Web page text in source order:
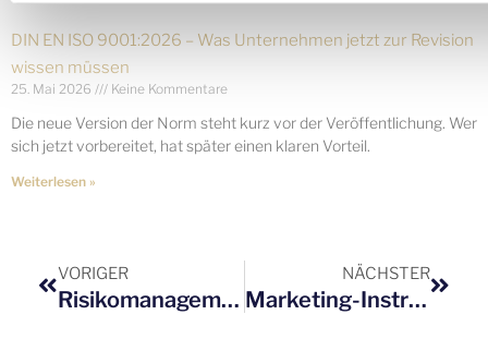
DIN EN ISO 9001:2026 – Was Unternehmen jetzt zur Revision
wissen müssen
25. Mai 2026 Keine Kommentare
Die neue Version der Norm steht kurz vor der Veröffentlichung. Wer
sich jetzt vorbereitet, hat später einen klaren Vorteil.
Weiterlesen »
VORIGER
Risikomanagement
NÄCHSTER
Marketing-Instrument Qualitätsmanagement